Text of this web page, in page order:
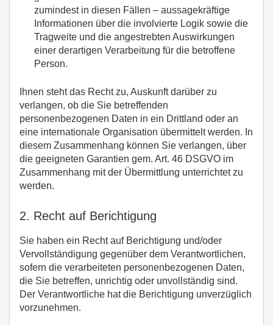
zumindest in diesen Fällen – aussagekräftige
Informationen über die involvierte Logik sowie die
Tragweite und die angestrebten Auswirkungen
einer derartigen Verarbeitung für die betroffene
Person.
Ihnen steht das Recht zu, Auskunft darüber zu
verlangen, ob die Sie betreffenden
personenbezogenen Daten in ein Drittland oder an
eine internationale Organisation übermittelt werden. In
diesem Zusammenhang können Sie verlangen, über
die geeigneten Garantien gem. Art. 46 DSGVO im
Zusammenhang mit der Übermittlung unterrichtet zu
werden.
2. Recht auf Berichtigung
Sie haben ein Recht auf Berichtigung und/oder
Vervollständigung gegenüber dem Verantwortlichen,
sofern die verarbeiteten personenbezogenen Daten,
die Sie betreffen, unrichtig oder unvollständig sind.
Der Verantwortliche hat die Berichtigung unverzüglich
vorzunehmen.